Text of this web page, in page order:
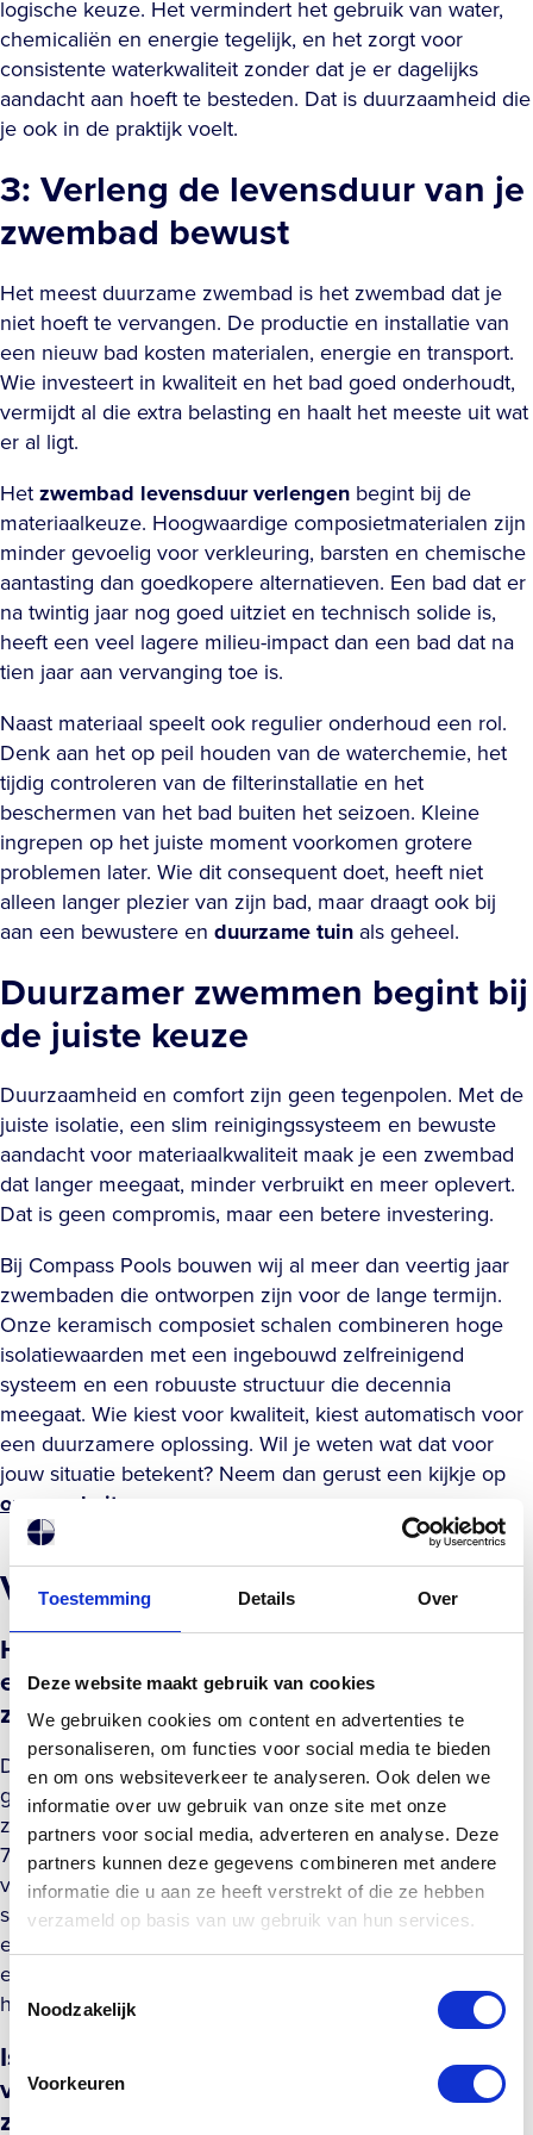
Toestemming Details Over
Deze website maakt gebruik van cookies
We gebruiken cookies om content en advertenties te
personaliseren, om functies voor social media te bieden
en om ons websiteverkeer te analyseren. Ook delen we
informatie over uw gebruik van onze site met onze
partners voor social media, adverteren en analyse. Deze
partners kunnen deze gegevens combineren met andere
informatie die u aan ze heeft verstrekt of die ze hebben
verzameld op basis van uw gebruik van hun services.
Toestemmingsselectie
Noodzakelijk
Voorkeuren
logische keuze. Het vermindert het gebruik van water,
chemicaliën en energie tegelijk, en het zorgt voor
consistente waterkwaliteit zonder dat je er dagelijks
aandacht aan hoeft te besteden. Dat is duurzaamheid die
je ook in de praktijk voelt.
3: Verleng de levensduur van je
zwembad bewust
Het meest duurzame zwembad is het zwembad dat je
niet hoeft te vervangen. De productie en installatie van
een nieuw bad kosten materialen, energie en transport.
Wie investeert in kwaliteit en het bad goed onderhoudt,
vermijdt al die extra belasting en haalt het meeste uit wat
er al ligt.
Hetzwembad levensduur verlengen begint bij de
materiaalkeuze. Hoogwaardige composietmaterialen zijn
minder gevoelig voor verkleuring, barsten en chemische
aantasting dan goedkopere alternatieven. Een bad dat er
na twintig jaar nog goed uitziet en technisch solide is,
heeft een veel lagere milieu-impact dan een bad dat na
tien jaar aan vervanging toe is.
Naast materiaal speelt ook regulier onderhoud een rol.
Denk aan het op peil houden van de waterchemie, het
tijdig controleren van de filterinstallatie en het
beschermen van het bad buiten het seizoen. Kleine
ingrepen op het juiste moment voorkomen grotere
problemen later. Wie dit consequent doet, heeft niet
alleen langer plezier van zijn bad, maar draagt ook bij
aan een bewustere en duurzame tuin als geheel.
Duurzamer zwemmen begint bij
de juiste keuze
Duurzaamheid en comfort zijn geen tegenpolen. Met de
juiste isolatie, een slim reinigingssysteem en bewuste
aandacht voor materiaalkwaliteit maak je een zwembad
dat langer meegaat, minder verbruikt en meer oplevert.
Dat is geen compromis, maar een betere investering.
Bij Compass Pools bouwen wij al meer dan veertig jaar
zwembaden die ontworpen zijn voor de lange termijn.
Onze keramisch composiet schalen combineren hoge
isolatiewaarden met een ingebouwd zelfreinigend
systeem en een robuuste structuur die decennia
meegaat. Wie kiest voor kwaliteit, kiest automatisch voor
een duurzamere oplossing. Wil je weten wat dat voor
jouw situatie betekent? Neem dan gerust een kijkje op
onze website
Veelgestelde vragen
Hoeveel kan ik werkelijk besparen op mijn
energierekening met een goed geïsoleerd
zwembad?
De besparing hangt af van je huidige situatie, maar een
goed geïsoleerde schaal in combinatie met een
zwembadadekking kan het warmteverlies met 50 tot
70% verminderen. Dat betekent dat je
verwarmingssysteem aanzienlijk minder hoeft bij te
schakelen, wat zich direct vertaalt in lagere
energiekosten. Op jaarbasis kan dit al snel honderden
euro's schelen, afhankelijk van de grootte van je bad en
hoe vaak je het gebruikt.
Is een zelfreinigend systeem ook geschikt
voor kleinere zwembaden of is het alleen
zinvol bij grote installaties?